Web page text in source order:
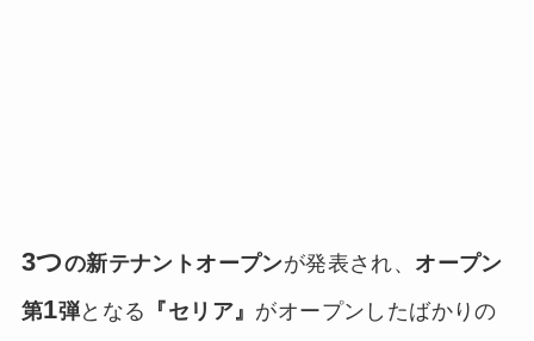
3つの新テナントオープンが発表され、 オープン
第1弾となる 『セリア』 がオープンしたばかりの